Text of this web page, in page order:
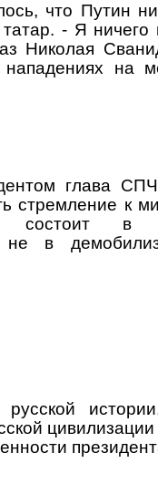
что Путин
- Я
Николая
на
глава
стремление к
состоит в
не в